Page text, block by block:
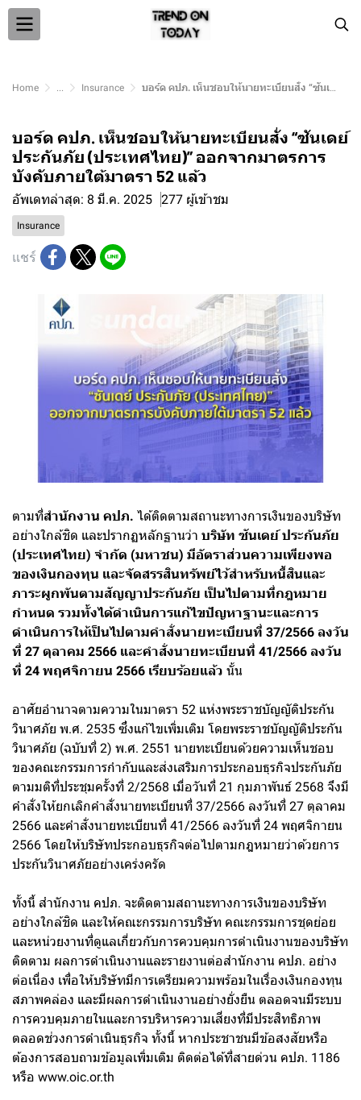
Home ... Insurance บอร์ด คปภ. เห็นชอบให้นายทะเบียนสั่ง “ซันเดย์ ประกันภัย (ประเทศไทย)” ออกจากมาตรการบังคับภายใต้มาตรา 52 แล้ว
บอร์ด คปภ. เห็นชอบให้นายทะเบียนสั่ง “ซันเดย์
ประกันภัย (ประเทศไทย)” ออกจากมาตรการ
บังคับภายใต้มาตรา 52 แล้ว
อัพเดทล่าสุด: 8 มี.ค. 2025 277 ผู้เข้าชม
Insurance
แชร์
ตามที่สำนักงาน คปภ. ได้ติดตามสถานะทางการเงินของบริษัท
อย่างใกล้ชิด และปรากฏหลักฐานว่า บริษัท ซันเดย์ ประกันภัย
(ประเทศไทย) จำกัด (มหาชน) มีอัตราส่วนความเพียงพอ
ของเงินกองทุน และจัดสรรสินทรัพย์ไว้สำหรับหนี้สินและ
ภาระผูกพันตามสัญญาประกันภัย เป็นไปตามที่กฎหมาย
กำหนด รวมทั้งได้ดำเนินการแก้ไขปัญหาฐานะและการ
ดำเนินการให้เป็นไปตามคำสั่งนายทะเบียนที่ 37/2566 ลงวัน
ที่ 27 ตุลาคม 2566 และคำสั่งนายทะเบียนที่ 41/2566 ลงวัน
ที่ 24 พฤศจิกายน 2566 เรียบร้อยแล้ว นั้น
อาศัยอำนาจตามความในมาตรา 52 แห่งพระราชบัญญัติประกัน
วินาศภัย พ.ศ. 2535 ซึ่งแก้ไขเพิ่มเติม โดยพระราชบัญญัติประกัน
วินาศภัย (ฉบับที่ 2) พ.ศ. 2551 นายทะเบียนด้วยความเห็นชอบ
ของคณะกรรมการกำกับและส่งเสริมการประกอบธุรกิจประกันภัย
ตามมติที่ประชุมครั้งที่ 2/2568 เมื่อวันที่ 21 กุมภาพันธ์ 2568 จึงมี
คำสั่งให้ยกเลิกคำสั่งนายทะเบียนที่ 37/2566 ลงวันที่ 27 ตุลาคม
2566 และคำสั่งนายทะเบียนที่ 41/2566 ลงวันที่ 24 พฤศจิกายน
2566 โดยให้บริษัทประกอบธุรกิจต่อไปตามกฎหมายว่าด้วยการ
ประกันวินาศภัยอย่างเคร่งครัด
ทั้งนี้ สำนักงาน คปภ. จะติดตามสถานะทางการเงินของบริษัท
อย่างใกล้ชิด และให้คณะกรรมการบริษัท คณะกรรมการชุดย่อย
และหน่วยงานที่ดูแลเกี่ยวกับการควบคุมการดำเนินงานของบริษัท
ติดตาม ผลการดำเนินงานและรายงานต่อสำนักงาน คปภ. อย่าง
ต่อเนื่อง เพื่อให้บริษัทมีการเตรียมความพร้อมในเรื่องเงินกองทุน
สภาพคล่อง และมีผลการดำเนินงานอย่างยั่งยืน ตลอดจนมีระบบ
การควบคุมภายในและการบริหารความเสี่ยงที่มีประสิทธิภาพ
ตลอดช่วงการดำเนินธุรกิจ ทั้งนี้ หากประชาชนมีข้อสงสัยหรือ
ต้องการสอบถามข้อมูลเพิ่มเติม ติดต่อได้ที่สายด่วน คปภ. 1186
หรือ www.oic.or.th